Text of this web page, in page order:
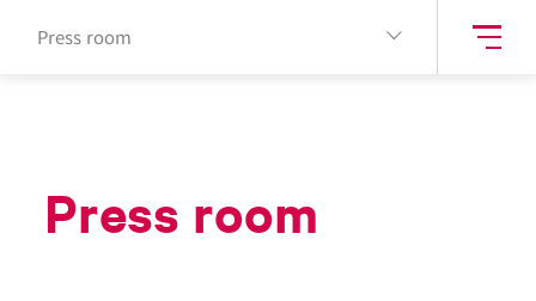
Press room
Press room